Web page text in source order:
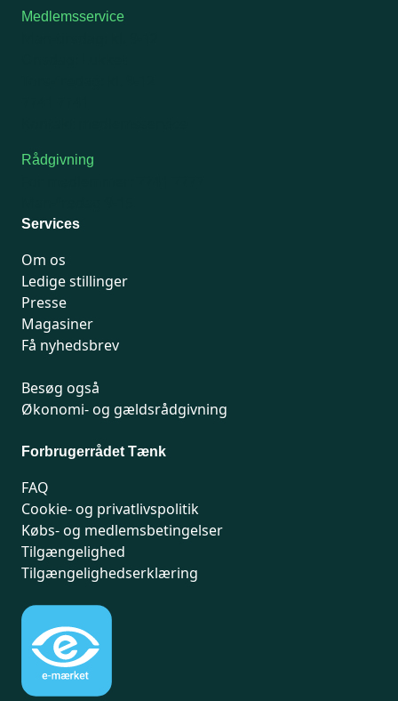
Medlemsservice
Rådgivning
Services
Om os
Ledige stillinger
Presse
Magasiner
Få nyhedsbrev
Besøg også
Økonomi- og gældsrådgivning
Forbrugerrådet Tænk
FAQ
Cookie- og privatlivspolitik
Købs- og medlemsbetingelser
Tilgængelighed
Tilgængelighedserklæring